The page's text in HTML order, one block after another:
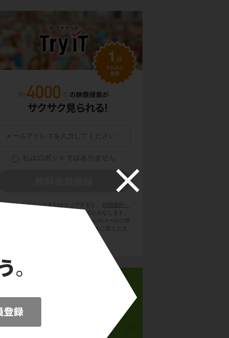
会員登録をクリックまたはタップすると、
利用規約・
に同意したものとみなします。
ご利用のメールサービスで @try-it.jp からのメールの受
をご覧くださ